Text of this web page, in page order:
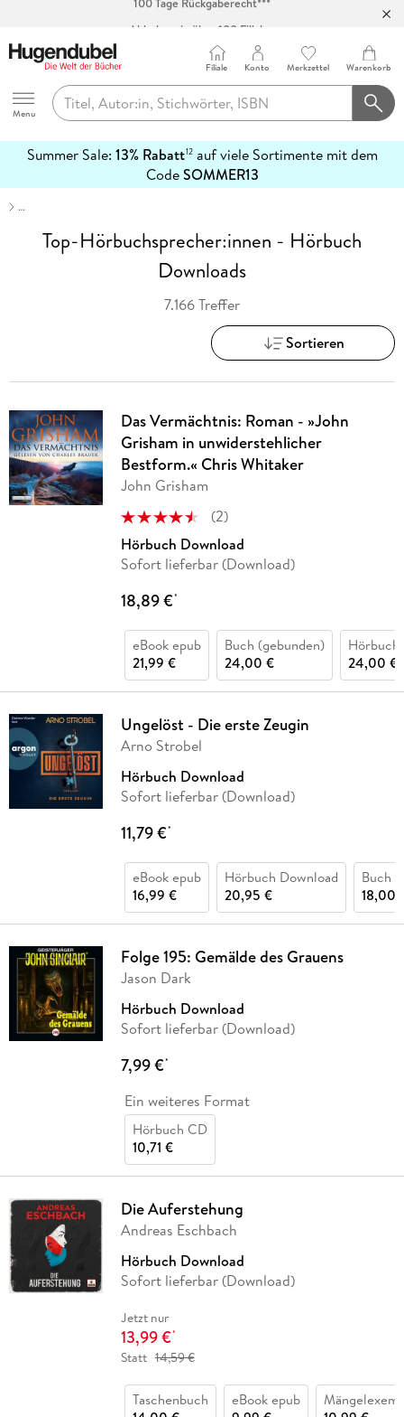
Abholung in über 100 Filialen
Hugendubel
Menu
Filiale Konto Merkzettel Warenkorb
Summer Sale: 13% Rabatt12auf viele Sortimente mit dem
CodeSOMMER13
erfahren
…
Top-Hörbuchsprecher:innen - Hörbuch
Downloads
7.166 Treffer
Sortieren
Das Vermächtnis: Roman - »John
Grisham in unwiderstehlicher
Bestform.« Chris Whitaker
John Grisham
(2)
Hörbuch Download
Sofort lieferbar (Download)
18,89 €*
eBook epub
21,99 €
Buch (gebunden)
24,00 €
Hörbuch
24,00 €
Ungelöst - Die erste Zeugin
Arno Strobel
Hörbuch Download
Sofort lieferbar (Download)
11,79 €*
eBook epub
16,99 €
Hörbuch Download
20,95 €
Buch
18,00
Folge 195: Gemälde des Grauens
Jason Dark
Hörbuch Download
Sofort lieferbar (Download)
7,99 €*
Ein weiteres Format
Hörbuch CD
10,71 €
Die Auferstehung
Andreas Eschbach
Hörbuch Download
Sofort lieferbar (Download)
Jetzt nur
13,99 €*
Statt 14,59 €
Taschenbuch
eBook epub